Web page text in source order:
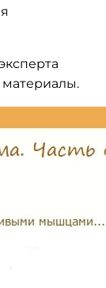
материалы.